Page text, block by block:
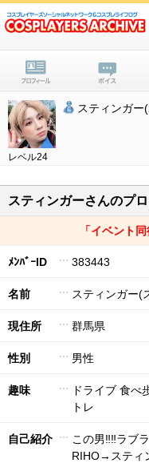
レベル24
スティンガー
スティンガーさんのプ
「イベント同
ﾒﾝﾊﾞｰID 383443
名前 スティンガー(
現住所 群馬県
性別 男性
趣味
ドライブ 食べ
トレ
自己紹介
この男‼‼ラブ
RIHO→スティ